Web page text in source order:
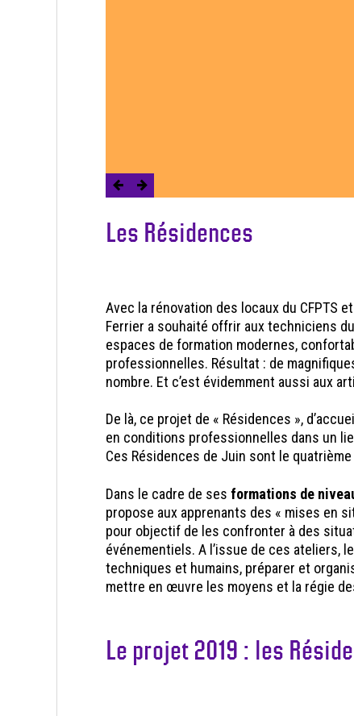
Les Résidences
Avec la rénovation des locaux du CFPTS
Ferrier a souhaité offrir aux techniciens
espaces de formation modernes,
professionnelles. Résultat : de
nombre. Et c’est évidemment aussi aux
De là, ce projet de « Résidences »,
en conditions professionnelles dans un
Ces Résidences de Juin sont le
Dans le cadre de ses formations de
propose aux apprenants des « mises en
pour objectif de les confronter à des
événementiels. A l’issue de ces ateliers,
techniques et humains, préparer et
mettre en œuvre les moyens et la régie
Le projet 2019 : les